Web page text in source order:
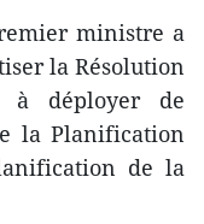
ministre a
la Résolution
à déployer de
la Planification
de la